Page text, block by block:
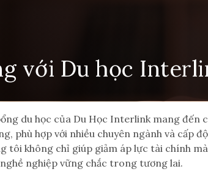
với Du học Interli
du học của Du Học Interlink mang đến
phù hợp với nhiều chuyên ngành và cấp
tôi không chỉ giúp giảm áp lực tài chính
nghiệp vững chắc trong tương lai.